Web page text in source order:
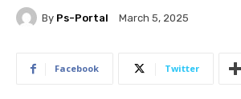
By Ps-Portal March 5, 2025
Facebook Twitter